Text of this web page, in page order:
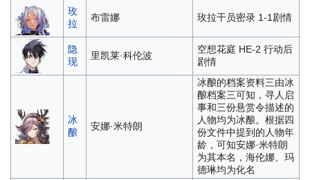
玫
拉
布雷娜 玫拉干员密录 1-1剧情
隐
现
里凯莱·科伦波
空想花庭 HE-2 行动后
剧情
冰
酿
安娜·米特朗
冰酿的档案资料三由冰
酿档案三可知，寻人启
事和三份悬赏令描述的
人物均为冰酿。根据四
份文件中提到的人物年
龄，可知安娜·米特朗
为其本名，海伦娜、玛
德琳均为化名